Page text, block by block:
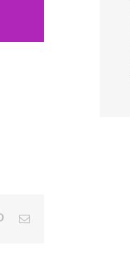
PinterestEmail